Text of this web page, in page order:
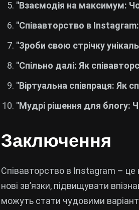
"Взаємодія на максимум:
"Співавторство в
"Зроби свою стрічку
"Спільно далі: Як
"Віртуальна співпраця: Як
"Мудрі рішення для блогу:
Заключення
Співавторство в Instagram –
нові зв’язки, підвищувати
можуть стати чудовими